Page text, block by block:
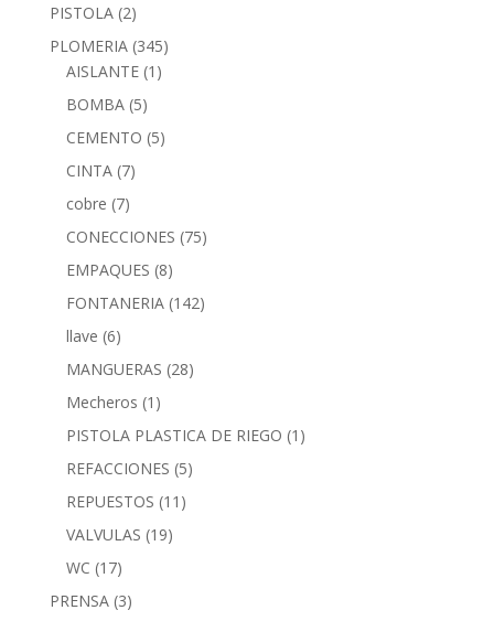
PISTOLA (2)
PLOMERIA (345)
AISLANTE (1)
BOMBA (5)
CEMENTO (5)
CINTA (7)
cobre (7)
CONECCIONES (75)
EMPAQUES (8)
FONTANERIA (142)
llave (6)
MANGUERAS (28)
Mecheros (1)
PISTOLA PLASTICA DE RIEGO (1)
REFACCIONES (5)
REPUESTOS (11)
VALVULAS (19)
WC (17)
PRENSA (3)